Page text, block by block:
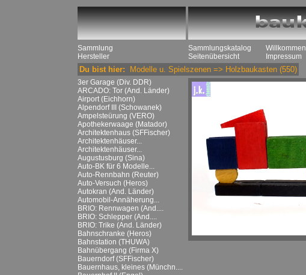
Sammlung
Hersteller
Sammlungskatalog
Seitenübersicht
Willkommen
Impressum
Du bist hier: Modelle u. Spielszenen => Holzbaukasten (550)
3er Garage (Div. DDR)
ARCADO: Tor (And. Länder)
Airport (Eichhorn)
Alpendorf III (Schowanek)
Ampelsteürung (VERO)
Apothekerwaage (Matador)
Architektenhaus (SFFischer)
Architektenhäuser...
Architektenhäuser...
Augustusburg (Sina)
Auto-BK für 6 Modelle...
Auto-Rennbahn (Reuter)
Auto-Versuch (Heros)
Autokran (And. Länder)
Automobil-Annäherung...
BRIO: Rennwagen (And....
BRIO: Schlepper (And....
BRIO: Trike (And. Länder)
Bahnschranke (Heros)
Bahnstation (THUWA)
Bahnübergang (Firma X)
Bauerndorf (SFFischer)
Bauernhaus, kleines (Münchn....